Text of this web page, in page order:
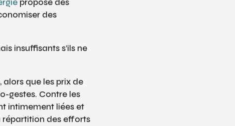
propose des
des
insuffisants s’ils ne
que les prix de
gestes. Contre les
intimement liées et
répartition des efforts